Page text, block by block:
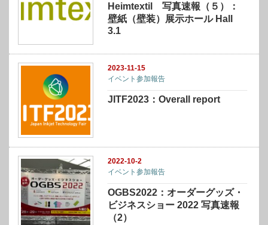
Heimtextil 写真速報（５）：
壁紙（壁装）展示ホール Hall
3.1
2023-11-15
イベント参加報告
JITF2023：Overall report
2022-10-2
イベント参加報告
OGBS2022：オーダーグッズ・
ビジネスショー 2022 写真速報
（2）